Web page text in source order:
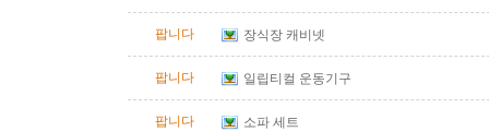
팝니다 장식장 캐비넷
팝니다 일립티컬 운동기구
팝니다 소파 세트